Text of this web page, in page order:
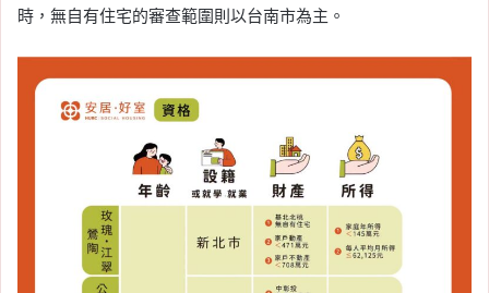
時，無自有住宅的審查範圍則以台南市為主。